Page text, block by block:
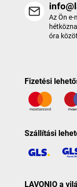
Az Ön e-
óra
Fizetési
Szállítási
LAVONIO a